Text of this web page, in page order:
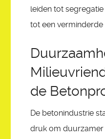
leiden tot
tot een verminderde
de
De betonindustrie
druk om